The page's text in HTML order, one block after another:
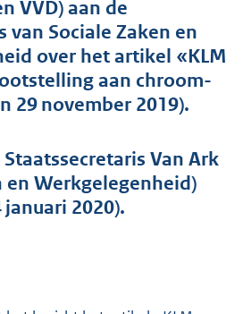
s
g
r
o
t
:
4
2
VVD) aan de
van Sociale Zaken en
over het artikel «KLM
aan chroom-
29 november 2019).
Van Ark
en Werkgelegenheid)
2020).